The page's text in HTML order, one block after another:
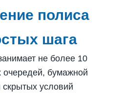
полиса
шага
не более 10
очередей, бумажной
скрытых условий